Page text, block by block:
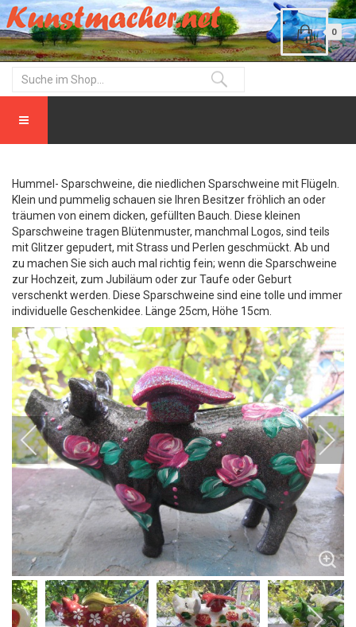
0
Hummel- Sparschweine, die niedlichen Sparschweine mit Flügeln.
Klein und pummelig schauen sie Ihren Besitzer fröhlich an oder
träumen von einem dicken, gefüllten Bauch. Diese kleinen
Sparschweine tragen Blütenmuster, manchmal Logos, sind teils
mit Glitzer gepudert, mit Strass und Perlen geschmückt. Ab und
zu machen Sie sich auch mal richtig fein; wenn die Sparschweine
zur Hochzeit, zum Jubiläum oder zur Taufe oder Geburt
verschenkt werden. Diese Sparschweine sind eine tolle und immer
individuelle Geschenkidee. Länge 25cm, Höhe 15cm.